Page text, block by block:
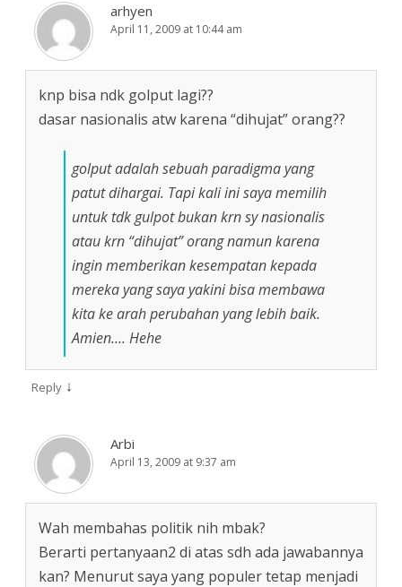
arhyen
April 11, 2009 at 10:44 am
knp bisa ndk golput lagi??
dasar nasionalis atw karena “dihujat” orang??
golput adalah sebuah paradigma yang
patut dihargai. Tapi kali ini saya memilih
untuk tdk gulpot bukan krn sy nasionalis
atau krn “dihujat” orang namun karena
ingin memberikan kesempatan kepada
mereka yang saya yakini bisa membawa
kita ke arah perubahan yang lebih baik.
Amien…. Hehe
Reply ↓
Arbi
April 13, 2009 at 9:37 am
Wah membahas politik nih mbak?
Berarti pertanyaan2 di atas sdh ada jawabannya
kan? Menurut saya yang populer tetap menjadi